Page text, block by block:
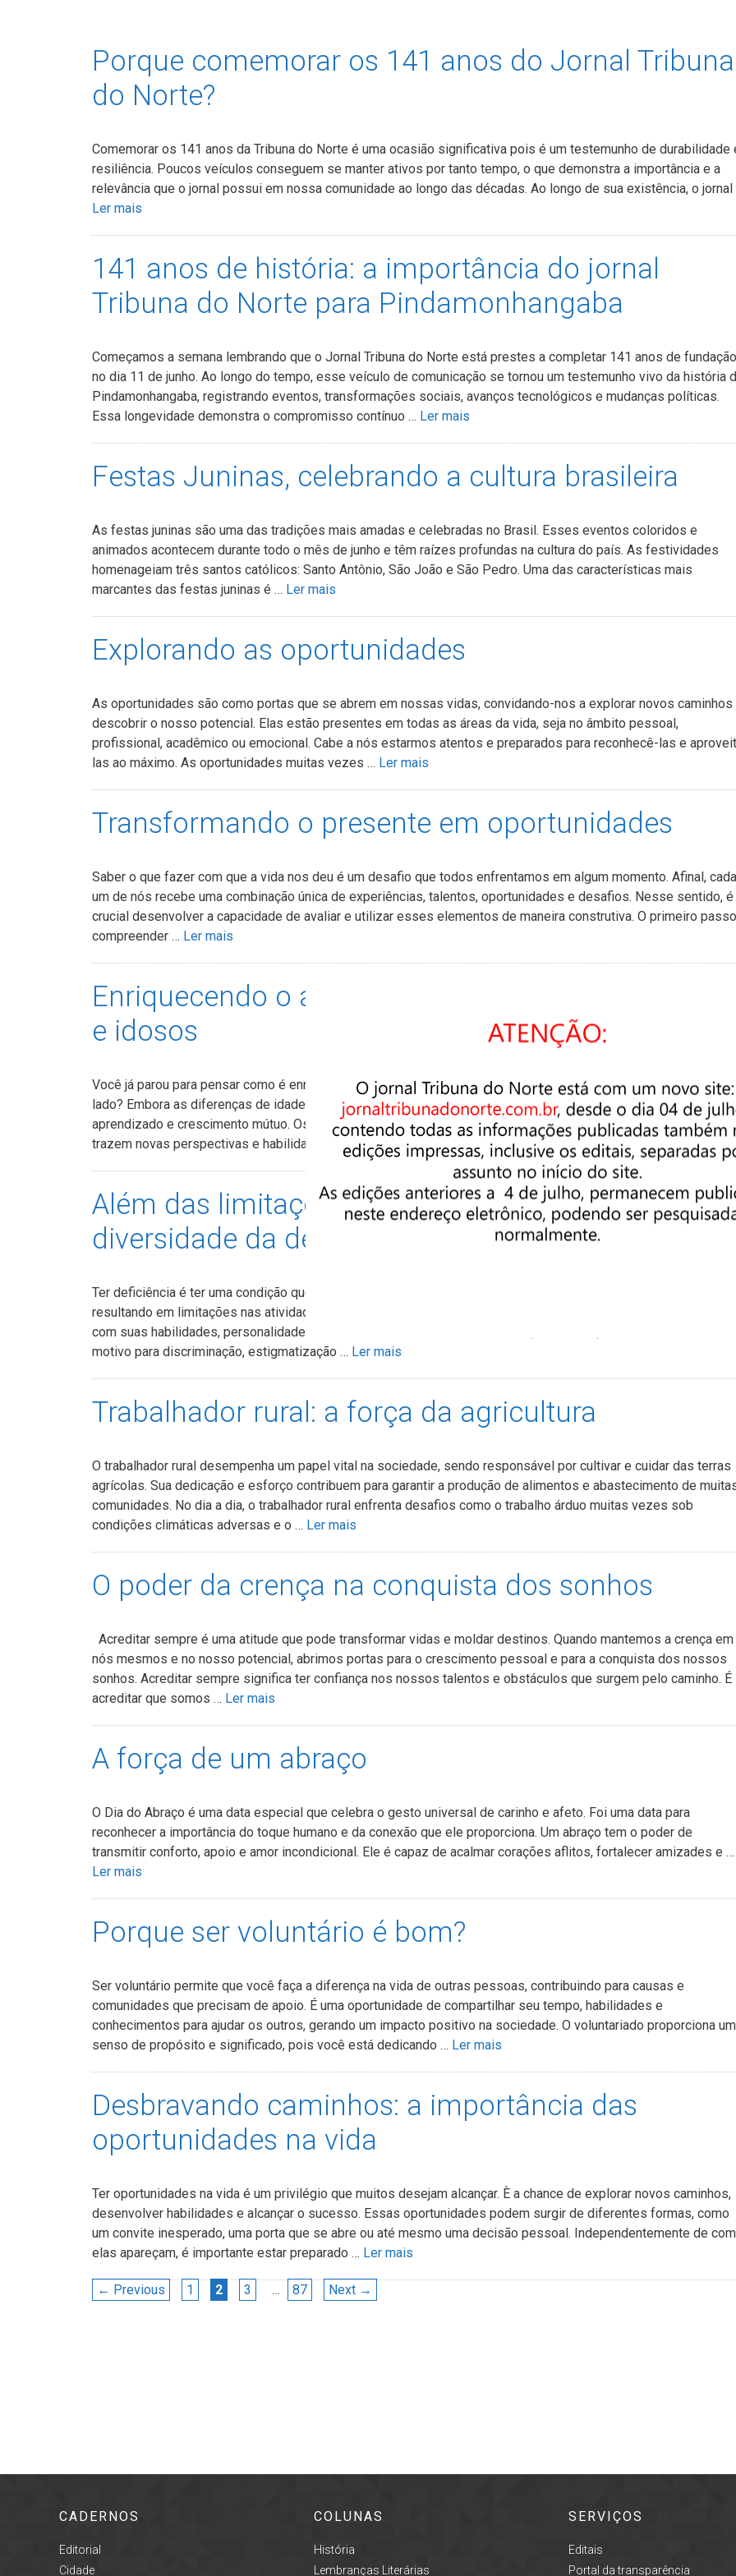
Porque comemorar os 141 anos do Jornal Tribuna
do Norte?
Comemorar os 141 anos da Tribuna do Norte é uma ocasião significativa pois é um testemunho de durabilidade
resiliência. Poucos veículos conseguem se manter ativos por tanto tempo, o que demonstra a importância e a
relevância que o jornal possui em nossa comunidade ao longo das décadas. Ao longo de sua existência, o
Ler mais
141 anos de história: a importância do jornal
Tribuna do Norte para Pindamonhangaba
Começamos a semana lembrando que o Jornal Tribuna do Norte está prestes a completar 141 anos de fundação
no dia 11 de junho. Ao longo do tempo, esse veículo de comunicação se tornou um testemunho vivo da história
Pindamonhangaba, registrando eventos, transformações sociais, avanços tecnológicos e mudanças políticas.
Essa longevidade demonstra o compromisso contínuo … Ler mais
Festas Juninas, celebrando a cultura brasileira
As festas juninas são uma das tradições mais amadas e celebradas no Brasil. Esses eventos coloridos e
animados acontecem durante todo o mês de junho e têm raízes profundas na cultura do país. As festividades
homenageiam três santos católicos: Santo Antônio, São João e São Pedro. Uma das características mais
marcantes das festas juninas é … Ler mais
Explorando as oportunidades
As oportunidades são como portas que se abrem em nossas vidas, convidando-nos a explorar novos caminhos
descobrir o nosso potencial. Elas estão presentes em todas as áreas da vida, seja no âmbito pessoal,
profissional, acadêmico ou emocional. Cabe a nós estarmos atentos e preparados para reconhecê-las e
las ao máximo. As oportunidades muitas vezes … Ler mais
Transformando o presente em oportunidades
Saber o que fazer com que a vida nos deu é um desafio que todos enfrentamos em algum momento. Afinal, cada
um de nós recebe uma combinação única de experiências, talentos, oportunidades e desafios. Nesse sentido, é
crucial desenvolver a capacidade de avaliar e utilizar esses elementos de maneira construtiva. O primeiro
compreender … Ler mais
Enriquecendo o ambiente profissional entre jovens
e idosos
Você já parou para pensar como é enriquecedora a relação entre jovens e os mais experientes trabalhando lado
lado? Embora as diferenças de idade possam criar desafios, também existem muitas oportunidades de
aprendizado e crescimento mútuo. Os mais velhos possuem anos de experiência profissional, enquanto os
trazem novas perspectivas e habilidades tecnológicas. Essa …Ler mais
Além das limitações: celebrando a vida e a
diversidade da deficiência
Ter deficiência é ter uma condição que afeta o condicionamento físico, sensorial ou cognitivo de uma pessoa,
resultando em limitações nas atividades diárias. Mas a deficiência não define uma pessoa. Cada indivíduo é
com suas habilidades, personalidade, interesses e sonhos. A deficiência é apenas uma parte e não deve ser
motivo para discriminação, estigmatização … Ler mais
Trabalhador rural: a força da agricultura
O trabalhador rural desempenha um papel vital na sociedade, sendo responsável por cultivar e cuidar das terras
agrícolas. Sua dedicação e esforço contribuem para garantir a produção de alimentos e abastecimento de
comunidades. No dia a dia, o trabalhador rural enfrenta desafios como o trabalho árduo muitas vezes sob
condições climáticas adversas e o … Ler mais
O poder da crença na conquista dos sonhos
Acreditar sempre é uma atitude que pode transformar vidas e moldar destinos. Quando mantemos a crença em
nós mesmos e no nosso potencial, abrimos portas para o crescimento pessoal e para a conquista dos nossos
sonhos. Acreditar sempre significa ter confiança nos nossos talentos e obstáculos que surgem pelo caminho. É
acreditar que somos … Ler mais
A força de um abraço
O Dia do Abraço é uma data especial que celebra o gesto universal de carinho e afeto. Foi uma data para
reconhecer a importância do toque humano e da conexão que ele proporciona. Um abraço tem o poder de
transmitir conforto, apoio e amor incondicional. Ele é capaz de acalmar corações aflitos, fortalecer amizades e …
Ler mais
Porque ser voluntário é bom?
Ser voluntário permite que você faça a diferença na vida de outras pessoas, contribuindo para causas e
comunidades que precisam de apoio. É uma oportunidade de compartilhar seu tempo, habilidades e
conhecimentos para ajudar os outros, gerando um impacto positivo na sociedade. O voluntariado proporciona um
senso de propósito e significado, pois você está dedicando … Ler mais
Desbravando caminhos: a importância das
oportunidades na vida
Ter oportunidades na vida é um privilégio que muitos desejam alcançar. È a chance de explorar novos caminhos,
desenvolver habilidades e alcançar o sucesso. Essas oportunidades podem surgir de diferentes formas, como
um convite inesperado, uma porta que se abre ou até mesmo uma decisão pessoal. Independentemente de
elas apareçam, é importante estar preparado … Ler mais
Navegação
← Previous Page
1 Page
2 Page
3 … Page
87 Next →
CADERNOS
Editorial
Cidade
COLUNAS
História
Lembranças Literárias
SERVIÇOS
Editais
Portal da transparência